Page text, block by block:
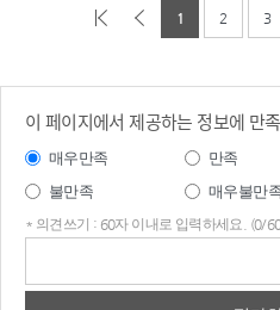
1 2 3
이 페이지에서 제공하는 정보에 만
매우만족 만족
불만족
매우불만
* 의견쓰기 : 60자 이내로 입력하세요. (0/